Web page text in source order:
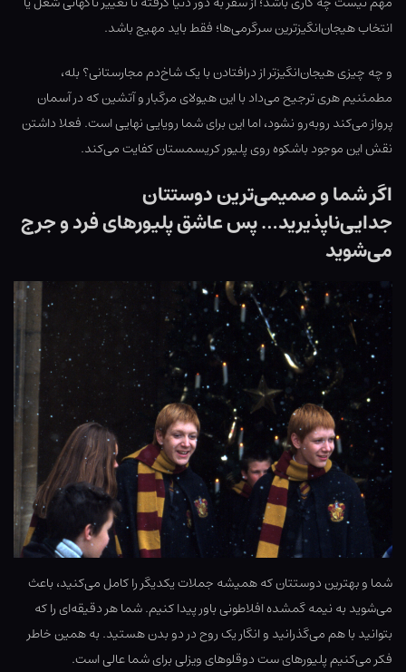
انتخاب هیجان‌انگیزترین سرگرمی‌ها؛ فقط باید مهیج باشد.
و چه چیزی هیجان‌انگیزتر از درافتادن با یک شاخ‌دم مجارستانی؟ بله،
مطمئنیم هری ترجیح می‌داد با این هیولای مرگبار و آتشین که در آسمان
پرواز می‌کند روبه‌رو نشود، اما این برای شما رویایی نهایی است. فعلا داشتن
نقش این موجود باشکوه روی پلیور کریسمستان کفایت می‌کند.
اگر شما و صمیمی‌ترین دوستتان
جدایی‌ناپذیرید… پس عاشق پلیورهای فرد و جرج
می‌شوید
شما و بهترین دوستتان که همیشه جملات یکدیگر را کامل می‌کنید، باعث
می‌شوید به نیمه گمشده افلاطونی باور پیدا کنیم. شما هر دقیقه‌ای را که
بتوانید با هم می‌گذرانید و انگار یک روح در دو بدن هستید. به همین خاطر
فکر می‌کنیم پلیورهای ست دوقلوهای ویزلی برای شما عالی است.